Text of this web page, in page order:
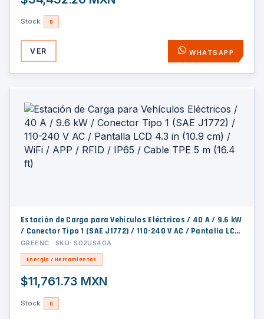
Stock: 0
VER WHATSAPP
Estación de Carga para Vehículos Eléctricos / 40 A / 9.6 kW
/ Conector Tipo 1 (SAE J1772) / 110-240 V AC / Pantalla LCD
4.3 in (10.9 cm) / WiFi / APP / RFID / IP65 / Cable TPE 5 m
(16.4 ft)
GREENC · SKU: S02US40A
Energía / Herramientas
$11,761.73 MXN
Stock: 0